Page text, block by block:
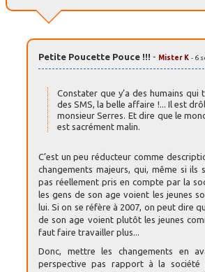
Petite Poucette Pouce !!! - Mister K - 6
Constater que y’a des humains
des SMS, la belle affaire !... Il est
monsieur Serres. Et dire que le
est sacrément malin.
C’est un peu réducteur comme
changements majeurs, qui, même si ils
pas réellement pris en compte par la
les gens de son age voient les jeunes
lui. Si on se réfère à 2007, on peut dire
de son age voient plutôt les jeunes
faut faire travailler plus...
Donc, mettre les changements en
perspective pas rapport à la société